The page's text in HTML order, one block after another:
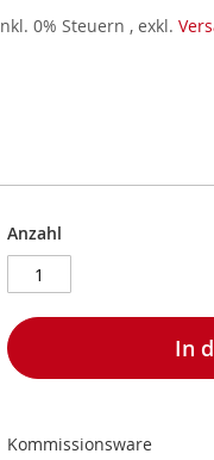
0% Steuern , exkl.
Anzahl
In
Kommissionsware